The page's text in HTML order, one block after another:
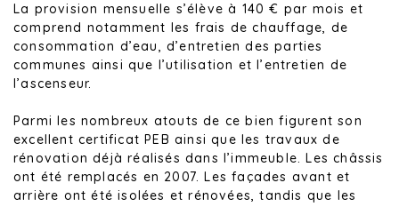
La provision mensuelle s’élève à 140 € par mois et
comprend notamment les frais de chauffage, de
consommation d’eau, d’entretien des parties
communes ainsi que l’utilisation et l’entretien de
l’ascenseur.
Parmi les nombreux atouts de ce bien figurent son
excellent certificat PEB ainsi que les travaux de
rénovation déjà réalisés dans l’immeuble. Les châssis
ont été remplacés en 2007. Les façades avant et
arrière ont été isolées et rénovées, tandis que les